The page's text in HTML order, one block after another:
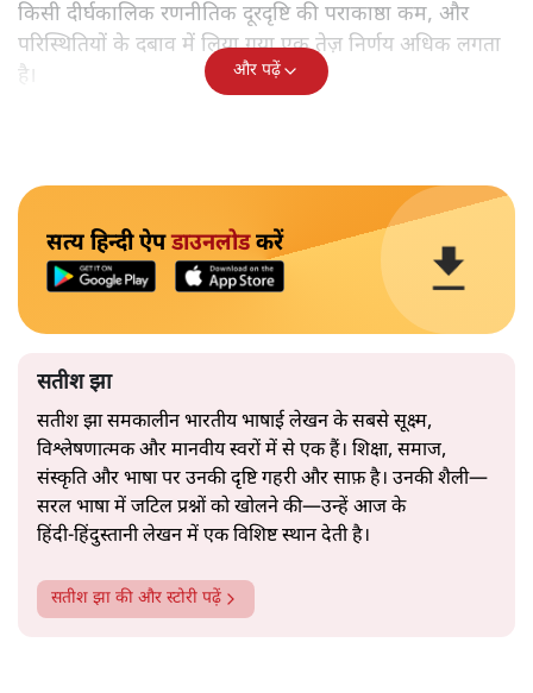
किसी दीर्घकालिक रणनीतिक दूरदृष्टि की पराकाष्ठा कम, और
परिस्थितियों के दबाव में लिया गया एक तेज़ निर्णय अधिक लगता
है।
और पढ़ें
सत्य हिन्दी ऐपडाउनलोडकरें
सतीश झा
सतीश झा समकालीन भारतीय भाषाई लेखन के सबसे सूक्ष्म,
विश्लेषणात्मक और मानवीय स्वरों में से एक हैं। शिक्षा, समाज,
संस्कृति और भाषा पर उनकी दृष्टि गहरी और साफ़ है। उनकी शैली—
सरल भाषा में जटिल प्रश्नों को खोलने की—उन्हें आज के
हिंदी‑हिंदुस्तानी लेखन में एक विशिष्ट स्थान देती है।
सतीश झा की और स्टोरी पढ़ें